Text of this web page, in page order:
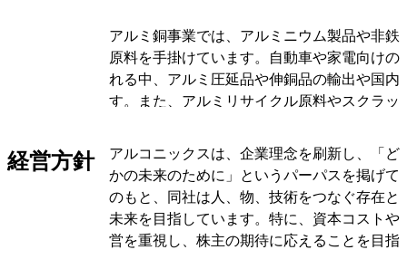
アルミ銅事業では、アルミニウム製品や非鉄
原料を手掛けています。自動車や家電向けの
れる中、アルミ圧延品や伸銅品の輸出や国内
す。また、アルミリサイクル原料やスクラッ
製造セグメントでは、装置材料事業と金属加
います。装置材料事業では、めっき材料や溶
査装置などを製造しています。特に、
HOLDINGS INC.が手掛けるめっき材料は、
に販売されています。
経営方針
アルコニックスは、企業理念を刷新し、「ど
かの未来のために」というパーパスを掲げて
のもと、同社は人、物、技術をつなぐ存在と
未来を目指しています。特に、資本コストや
営を重視し、株主の期待に応えることを目指